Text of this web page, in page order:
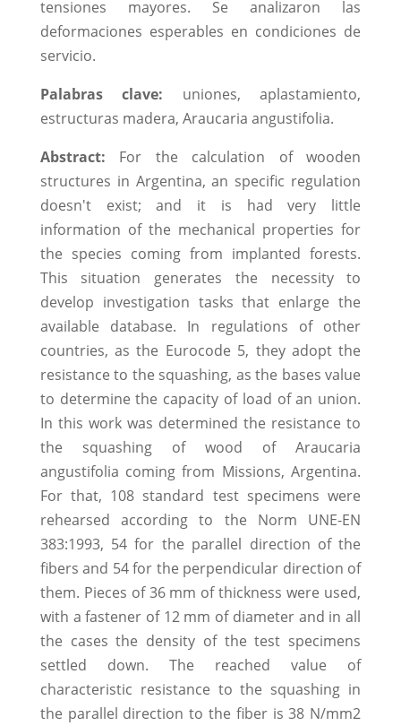
tensiones mayores. Se analizaron las
deformaciones esperables en condiciones de
servicio.
Palabras clave: uniones, aplastamiento,
estructuras madera, Araucaria angustifolia.
Abstract: For the calculation of wooden
structures in Argentina, an specific regulation
doesn't exist; and it is had very little
information of the mechanical properties for
the species coming from implanted forests.
This situation generates the necessity to
develop investigation tasks that enlarge the
available database. In regulations of other
countries, as the Eurocode 5, they adopt the
resistance to the squashing, as the bases value
to determine the capacity of load of an union.
In this work was determined the resistance to
the squashing of wood of Araucaria
angustifolia coming from Missions, Argentina.
For that, 108 standard test specimens were
rehearsed according to the Norm UNE-EN
383:1993, 54 for the parallel direction of the
fibers and 54 for the perpendicular direction of
them. Pieces of 36 mm of thickness were used,
with a fastener of 12 mm of diameter and in all
the cases the density of the test specimens
settled down. The reached value of
characteristic resistance to the squashing in
the parallel direction to the fiber is 38 N/mm2